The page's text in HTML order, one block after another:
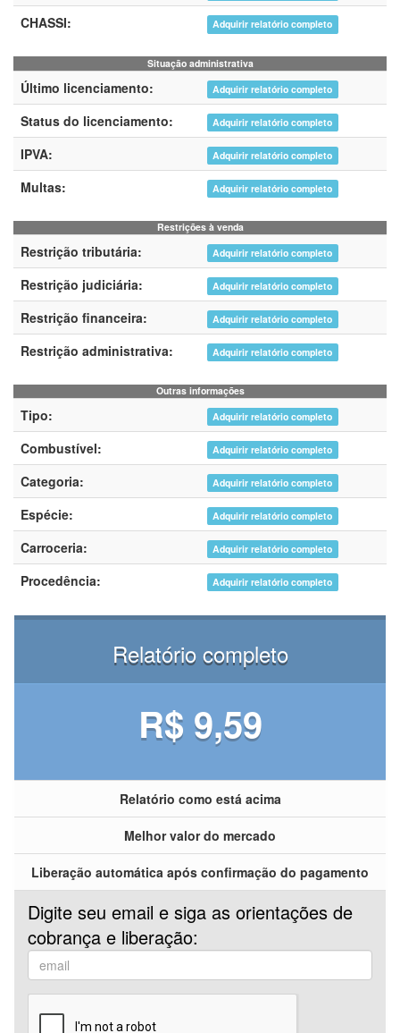
CHASSI: Adquirir relatório completo
Situação administrativa
Último licenciamento: Adquirir relatório completo
Status do licenciamento: Adquirir relatório completo
IPVA: Adquirir relatório completo
Multas: Adquirir relatório completo
Restrições à venda
Restrição tributária: Adquirir relatório completo
Restrição judiciária: Adquirir relatório completo
Restrição financeira: Adquirir relatório completo
Restrição administrativa: Adquirir relatório completo
Outras informações
Tipo: Adquirir relatório completo
Combustível: Adquirir relatório completo
Categoria: Adquirir relatório completo
Espécie: Adquirir relatório completo
Carroceria: Adquirir relatório completo
Procedência: Adquirir relatório completo
Relatório completo
R$ 9,59
Relatório como está acima
Melhor valor do mercado
Liberação automática após confirmação do pagamento
Digite seu email e siga as orientações de
cobrança e liberação: